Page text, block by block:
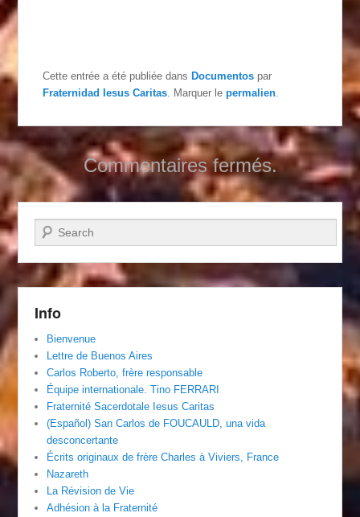
Cette entrée a été publiée dansDocumentos par
Fraternidad Iesus Caritas . Marquer lepermalien
Commentaires fermés.
Recherche
Info
Bienvenue
Lettre de Buenos Aires
Carlos Roberto, frère responsable
Équipe internationale. Tino FERRARI
Fraternité Sacerdotale Iesus Caritas
(Español) San Carlos de FOUCAULD, una vida
desconcertante
Écrits originaux de frère Charles à Viviers, France
Nazareth
La Révision de Vie
Adhésion à la Fraternité